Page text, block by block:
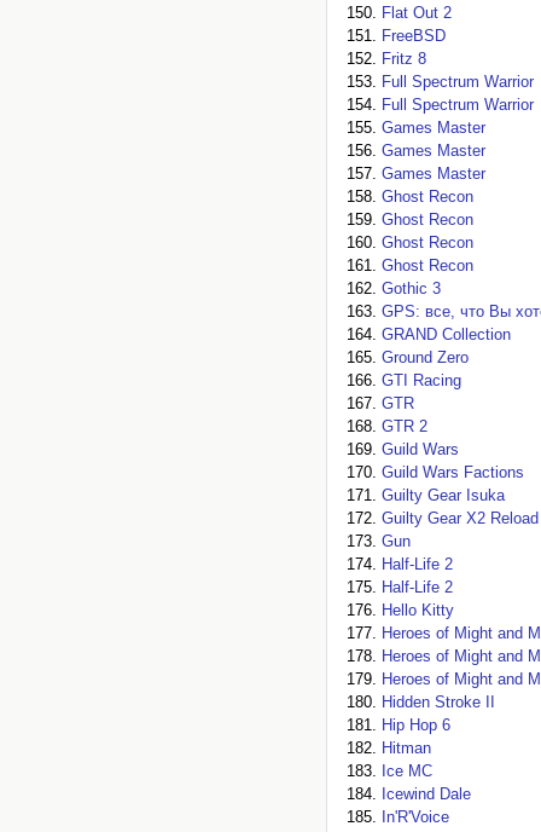
Flat Out 2
FreeBSD
Fritz 8
Full Spectrum Warrior
Full Spectrum Warrior
Games Master
Games Master
Games Master
Ghost Recon
Ghost Recon
Ghost Recon
Ghost Recon
Gothic 3
GPS: все, что Вы
GRAND Collection
Ground Zero
GTI Racing
GTR
GTR 2
Guild Wars
Guild Wars Factions
Guilty Gear Isuka
Guilty Gear X2 Reload
Gun
Half-Life 2
Half-Life 2
Hello Kitty
Heroes of Might and
Heroes of Might and
Heroes of Might and
Hidden Stroke II
Hip Hop 6
Hitman
Ice MC
Icewind Dale
In'R'Voice